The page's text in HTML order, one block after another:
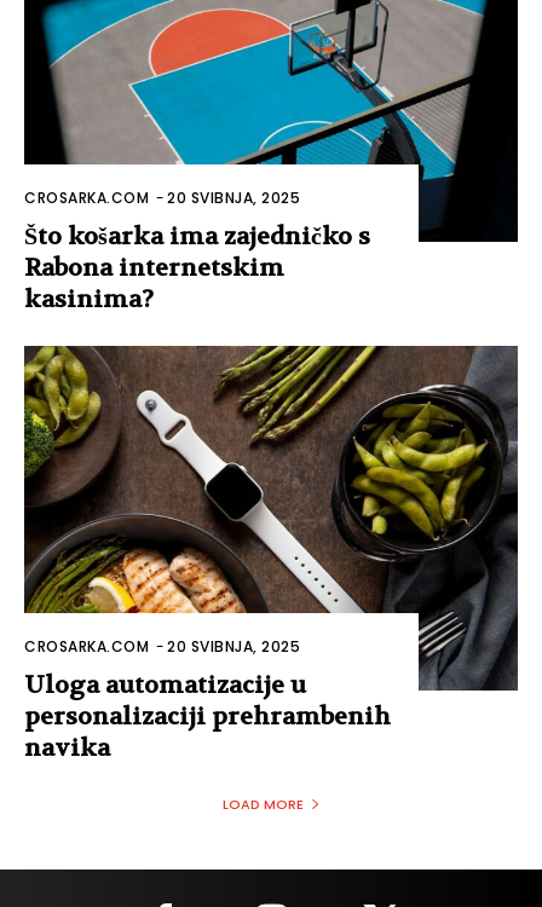
CROSARKA.COM -20 SVIBNJA, 2025
Što košarka ima zajedničko s
Rabona internetskim
kasinima?
CROSARKA.COM -20 SVIBNJA, 2025
Uloga automatizacije u
personalizaciji prehrambenih
navika
LOAD MORE